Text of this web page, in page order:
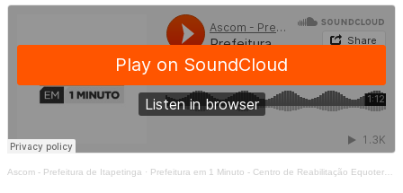
Ascom - Prefeitura de Itapetinga · Prefeitura em 1 Minuto - Centro de Reabilitação Equoterapia Manoela